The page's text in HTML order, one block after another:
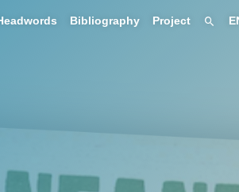
Bibliography Project